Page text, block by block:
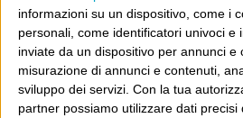
informazioni su un dispositivo, come i
personali, come identificatori univoci e
inviate da un dispositivo per annunci e
misurazione di annunci e contenuti,
sviluppo dei servizi. Con la tua
partner possiamo utilizzare dati precisi
A chi pensi, quando senti dire
Con due pistole caricate a salve e un
Cinquantaquattro contro quarantasei